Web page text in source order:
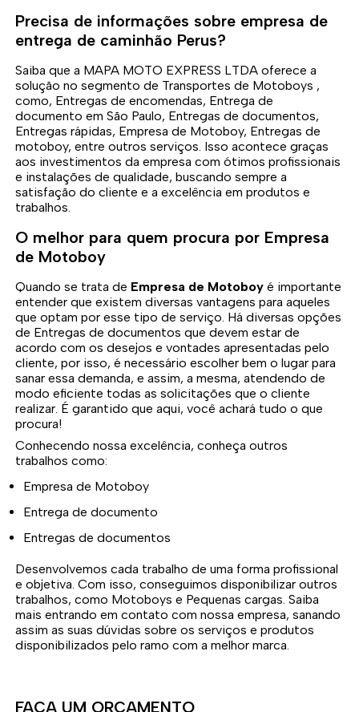
Precisa de informações sobre empresa de
entrega de caminhão Perus?
Saiba que a MAPA MOTO EXPRESS LTDA oferece a
solução no segmento de Transportes de Motoboys ,
como, Entregas de encomendas, Entrega de
documento em São Paulo, Entregas de documentos,
Entregas rápidas, Empresa de Motoboy, Entregas de
motoboy, entre outros serviços. Isso acontece graças
aos investimentos da empresa com ótimos profissionais
e instalações de qualidade, buscando sempre a
satisfação do cliente e a excelência em produtos e
trabalhos.
O melhor para quem procura por Empresa
de Motoboy
Quando se trata de Empresa de Motoboy é importante
entender que existem diversas vantagens para aqueles
que optam por esse tipo de serviço. Há diversas opções
de Entregas de documentos que devem estar de
acordo com os desejos e vontades apresentadas pelo
cliente, por isso, é necessário escolher bem o lugar para
sanar essa demanda, e assim, a mesma, atendendo de
modo eficiente todas as solicitações que o cliente
realizar. É garantido que aqui, você achará tudo o que
procura!
Conhecendo nossa excelência, conheça outros
trabalhos como:
Empresa de Motoboy
Entrega de documento
Entregas de documentos
Desenvolvemos cada trabalho de uma forma profissional
e objetiva. Com isso, conseguimos disponibilizar outros
trabalhos, como Motoboys e Pequenas cargas. Saiba
mais entrando em contato com nossa empresa, sanando
assim as suas dúvidas sobre os serviços e produtos
disponibilizados pelo ramo com a melhor marca.
FAÇA UM ORÇAMENTO